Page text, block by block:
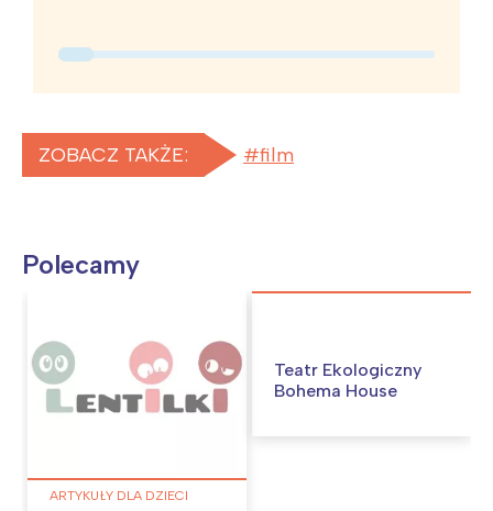
ZOBACZ TAKŻE: film
Polecamy
ARTYKUŁY DLA DZIECI
Teatr Ekologiczny
Bohema House